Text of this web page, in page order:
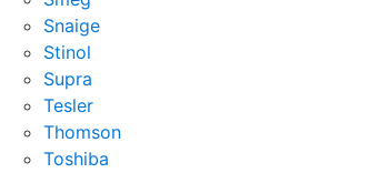
Snaige
Stinol
Supra
Tesler
Thomson
Toshiba